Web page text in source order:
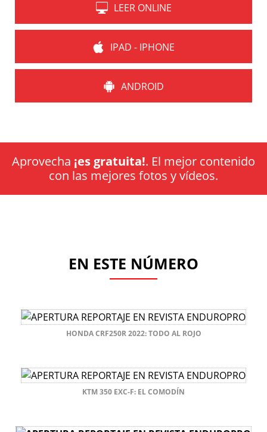
LEER ONLINE
IPAD - IPHONE
ANDROID
Aprovecha ¡es gratuita!. El mejor contenido
con las mejores fotos y vídeos.
EN ESTE NÚMERO
HONDA CRF250R 2022: TODO AL ROJO
KTM 350 EXC-F: EL COMODÍN